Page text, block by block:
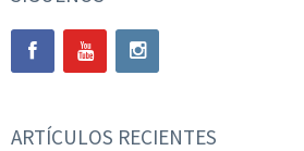
ARTÍCULOS RECIENTES